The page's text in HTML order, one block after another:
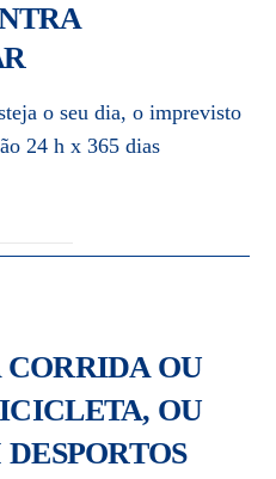
Civíl Ambiental
Riskso seu dia, o imprevisto
24 h x 365 dias
CORRIDA OU
OU